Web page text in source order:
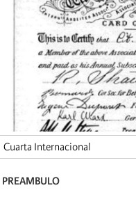
Cuarta Internacional
PREAMBULO